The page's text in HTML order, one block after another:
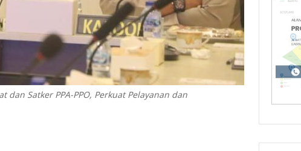
Satker PPA-PPO, Perkuat Pelayanan dan